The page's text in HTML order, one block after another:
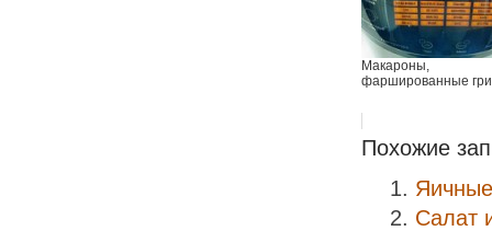
Макароны,
фаршированные
Похожие
Яичные
Салат